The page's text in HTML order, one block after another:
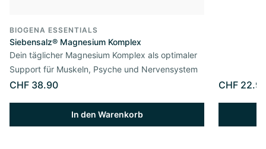
BIOGENA ESSENTIALS
Siebensalz® Magnesium Komplex
Dein täglicher Magnesium Komplex als optimaler
Support für Muskeln, Psyche und Nervensystem
CHF 38.90
In den Warenkorb
CHF